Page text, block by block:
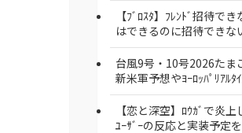
【ﾌﾞﾛｽﾀ】ﾌﾚﾝﾄﾞ招待で
はできるのに招待できな
台風9号・10号2026たま
新米軍予想やﾖｰﾛｯﾊﾟﾘｱﾙ
【恋と深空】ﾛｳｶﾞで炎
ﾕｰｻﾞｰの反応と実装予定